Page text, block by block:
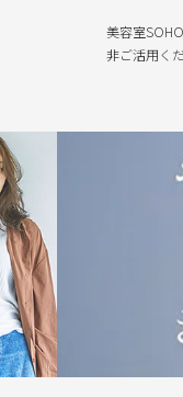
美容室
非ご活用く